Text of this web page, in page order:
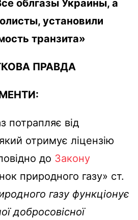
облгазы Украины, а
установили
транзита»
ПРАВДА
потрапляє від
отримує ліцензію
до Закону
природного газу» ст.
газу функціонує
добросовісної